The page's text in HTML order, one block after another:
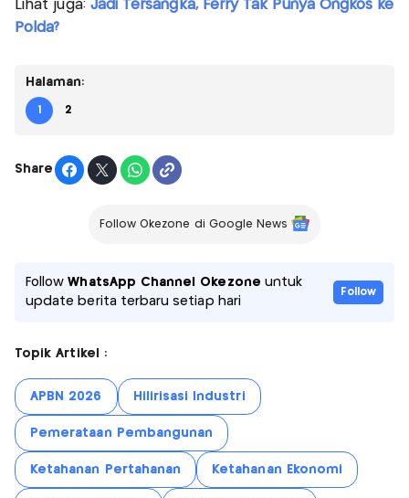
Lihat juga: Jadi Tersangka, Ferry Tak Punya Ongkos ke
Polda?
Halaman:
1 2
Share
Follow Okezone di Google News
FollowWhatsApp Channel Okezone untuk
update berita terbaru setiap hari
Follow
Topik Artikel :
APBN 2026 Hilirisasi Industri
Pemerataan Pembangunan
Ketahanan Pertahanan Ketahanan Ekonomi